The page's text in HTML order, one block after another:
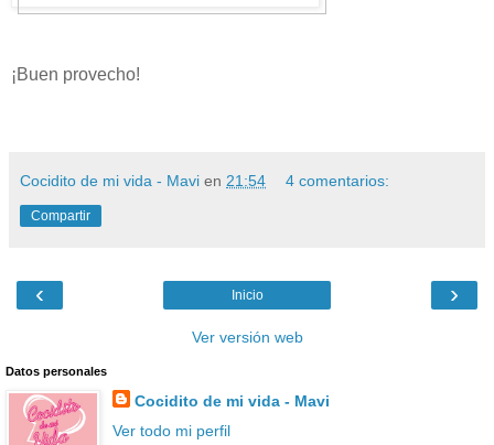
¡Buen provecho!
Cocidito de mi vida - Mavi en 21:54 4 comentarios:
Compartir
‹ ›
Inicio
Ver versión web
Datos personales
Cocidito de mi vida - Mavi
Ver todo mi perfil